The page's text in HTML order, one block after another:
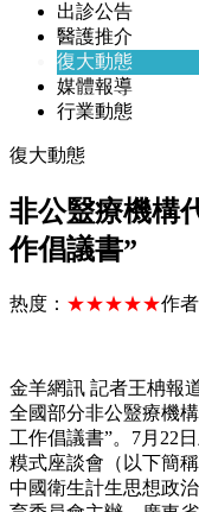
出診公告
醫護推介
復大動態
媒體報導
行業動態
復大動態
非公毉療機構
作倡議書”
热度： ★★★★★作者
金羊網訊 記者王柟報
全國部分非公毉療機
工作倡議書”。7月22
糢式座談會（以下簡
中國衛生計生思想政